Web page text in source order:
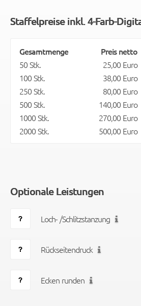
Staffelpreise inkl. 4-Farb-
Gesamtmenge Preis netto
50 Stk.
25,00 Euro
100 Stk.
38,00 Euro
250 Stk.
80,00 Euro
500 Stk.
140,00 Euro
1000 Stk.
270,00 Euro
2000 Stk.
500,00 Euro
Optionale Leistungen
Loch- /Schlitzstanzung
Rückseitendruck
Ecken runden